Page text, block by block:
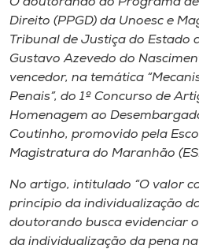
Rádio
Museu
Unoesc
Store
Selecione
o idioma
Direito (PPGD) da Unoesc e
Tribunal de Justiça do Estado
Gustavo Azevedo do
vencedor, na temática
Penais”, do 1º Concurso de
Homenagem ao
Coutinho, promovido pela
Magistratura do Maranhão
No artigo, intitulado “O valor
princípio da individualização
doutorando busca evidenciar
da individualização da pena